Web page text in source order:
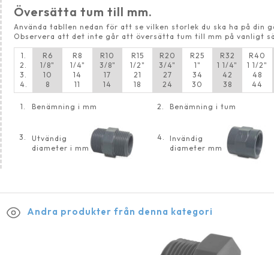
Översätta tum till mm.
Använda tabllen nedan för att se vilken storlek du ska ha på din
Observera att det inte går att översätta tum till mm på vanligt
1.
2.
3.
4.
R6
1/8"
10
8
R8
1/4"
14
11
R10
3/8"
17
14
R15
1/2"
21
18
R20
3/4"
27
24
R25
1"
34
30
R32
1 1/4"
42
38
R40
1 1/2"
48
44
1. Benämning i mm 2. Benämning i tum
3.
Utvändig
diameter i mm
4.
Invändig
diameter mm
Andra produkter från denna kategori